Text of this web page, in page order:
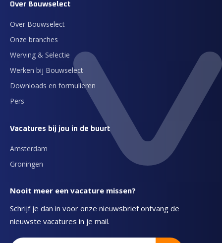
Over Bouwselect
Over Bouwselect
Onze branches
Werving & Selectie
Werken bij Bouwselect
Downloads en formulieren
Pers
Vacatures bij jou in de buurt
Amsterdam
Groningen
Nooit meer een vacature missen?
Schrijf je dan in voor onze nieuwsbrief ontvang de
nieuwste vacatures in je mail.